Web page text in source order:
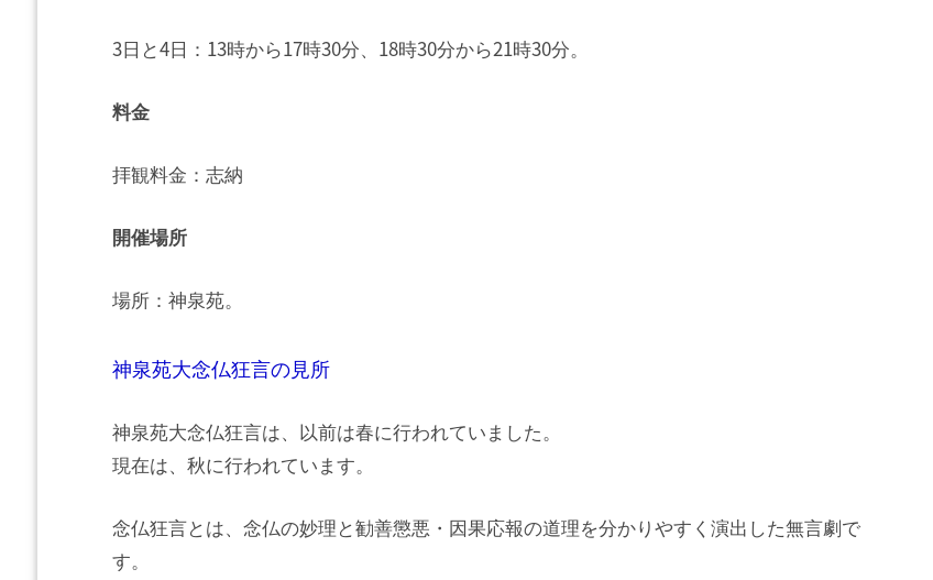
3日と4日：13時から17時30分、18時30分から21時30分。
料金
拝観料金：志納
開催場所
場所：神泉苑。
神泉苑大念仏狂言の見所
神泉苑大念仏狂言は、以前は春に行われていました。
現在は、秋に行われています。
念仏狂言とは、念仏の妙理と勧善懲悪・因果応報の道理を分かりやすく演出した無言劇で
す。